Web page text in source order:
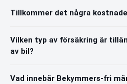
Tillkommer det några
Vilken typ av försäkring är
av bil?
Vad innebär Bekymmers-fri